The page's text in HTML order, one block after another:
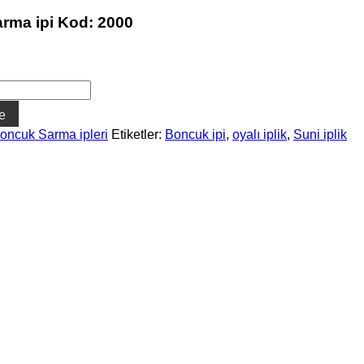
ipi Kod: 2000
Sarma ipleri Etiketler: Boncuk ipi, oyalı iplik, Suni iplik